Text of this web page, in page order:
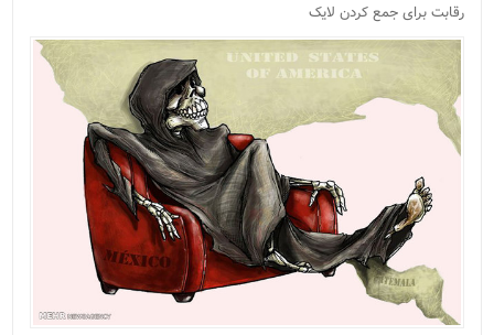
رقابت برای جمع کردن لایک